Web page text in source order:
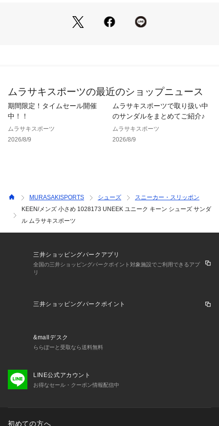
き、濡れた路面でも優れたグリップ力を発揮
●リサイクルPET配合のプラスチックを使用し、環境を保護す
※掲載画像に関しましては、屋外や屋内での光の当たり方やパ
ソコンやスマートフォンなどの閲覧環境によって実際の色味と
異なる場合がございます。予めご了承ください。
ー名が異なる場合がございます。
※着用、お取り扱いの際は、商品についている品質表示とアテ
※画像はサンプルのため、実際の仕様が異なる場合がございま
す。
・・・・・・・・・・・・・・・・・・・・・・
状況の確認が可能です。
お気に入り商品の再入荷通知も届いて便利！
お買い物リストの管理に是非ご利用下さい。
ムラサキスポーツの最近のショップニュース
期間限定！タイムセール開催
中！！
ムラサキスポーツ
2026/8/9
ムラサキスポーツで取り扱い中
のサンダルをまとめてご紹介♪
ムラサキスポーツ
2026/8/9
MURASAKISPORTS シューズ
スニーカー・スリッポン
KEEN/メンズ 小さめ 1028173 UNEEK ユニーク キーン シューズ サンダ
ル ムラサキスポーツ
三井ショッピングパークアプリ
全国の三井ショッピングパークポイント対象施設でご利用できるアプ
リ
三井ショッピングパークポイント
&mallデスク
ららぽーと受取なら送料無料
LINE公式アカウント
お得なセール・クーポン情報配信中
初めての方へ